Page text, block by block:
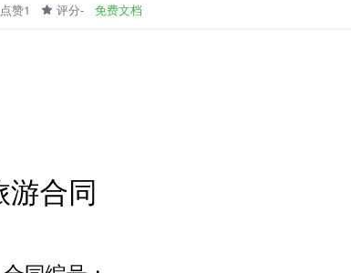
点赞1 评分- 免费文档